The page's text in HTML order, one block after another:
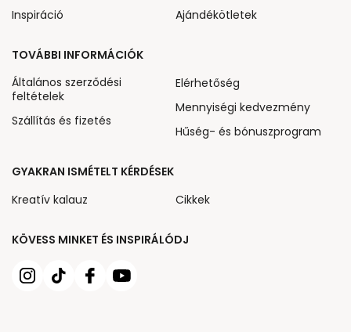
KÖVESS MINKET ÉS INSPIRÁLÓDJ
Inspiráció
Ajándékötletek
TOVÁBBI INFORMÁCIÓK
Általános szerződési
feltételek
Szállítás és fizetés
Elérhetőség
Mennyiségi kedvezmény
Hűség- és bónuszprogram
GYAKRAN ISMÉTELT KÉRDÉSEK
Kreatív kalauz
Cikkek